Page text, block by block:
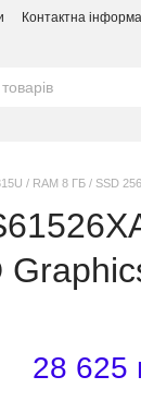
Контактна
/ RAM 8 ГБ / SSD
28 625